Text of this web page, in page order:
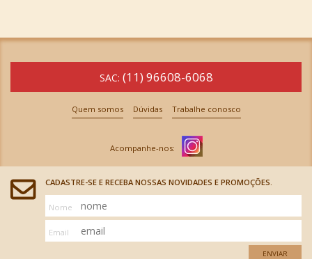
SAC: (11) 96608-6068
Quem somos Dúvidas Trabalhe conosco
CADASTRE-SE E RECEBA NOSSAS NOVIDADES E PROMOÇÕES.
Nome
Email
ENVIAR